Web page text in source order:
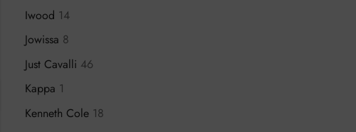
Iwood 14
Jowissa 8
Just Cavalli 46
Kappa 1
Kenneth Cole 18